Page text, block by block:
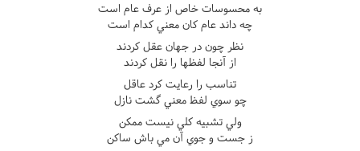
به محسوسات خاص از عرف عام است
چه داند عام کان معني کدام است
نظر چون در جهان عقل کردند
از آنجا لفظها را نقل کردند
تناسب را رعايت کرد عاقل
چو سوي لفظ معني گشت نازل
ولي تشبيه کلي نيست ممکن
ز جست و جوي آن مي باش ساکن